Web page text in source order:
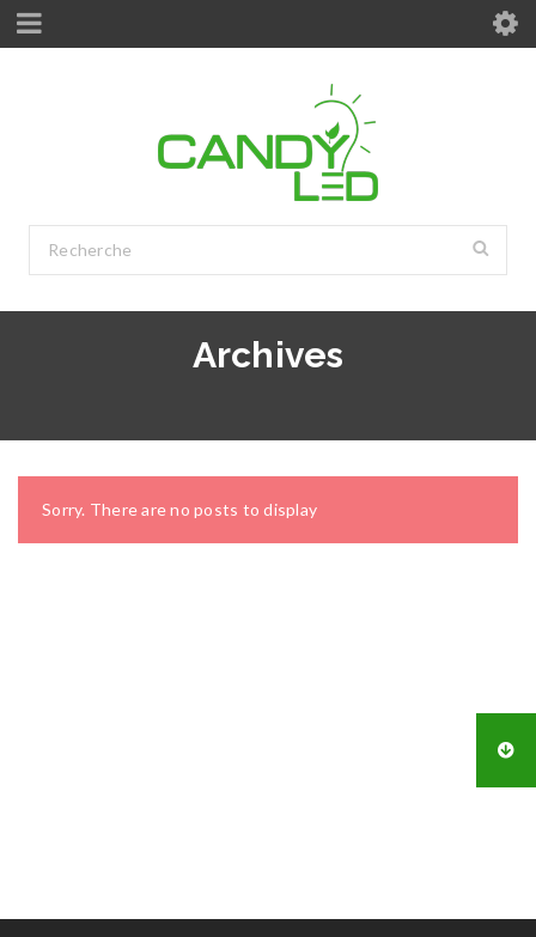
Archives
Sorry. There are no posts to display